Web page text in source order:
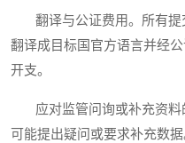
翻译与公证费用。所有提
翻译成目标国官方语言并经
开支。
应对监管问询或补充资料
可能提出疑问或要求补充数